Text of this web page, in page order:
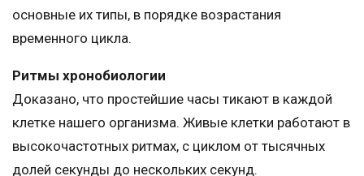
основные их типы, в порядке возрастания
временного цикла.
Ритмы хронобиологии
Доказано, что простейшие часы тикают в каждой
клетке нашего организма. Живые клетки работают в
высокочастотных ритмах, с циклом от тысячных
долей секунды до нескольких секунд.